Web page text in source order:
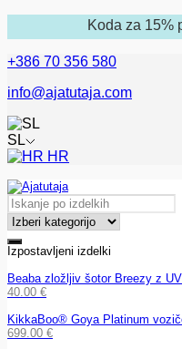
Koda za
+386 70 356 580
info@ajatutaja.com
SL
HR
Izpostavljeni izdelki
Beaba zložljiv šotor Breezy z
40.00 €
KikkaBoo® Goya Platinum
699.00 €